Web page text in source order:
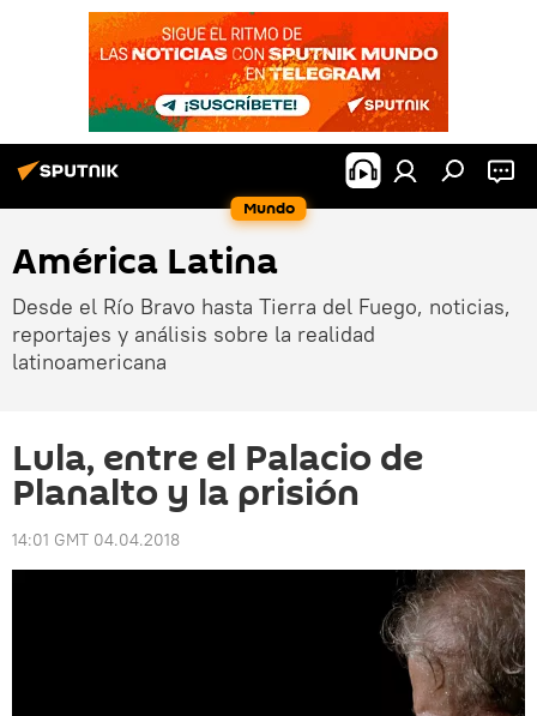
Mundo
América Latina
Desde el Río Bravo hasta Tierra del Fuego, noticias,
reportajes y análisis sobre la realidad
latinoamericana
Lula, entre el Palacio de
Planalto y la prisión
14:01 GMT 04.04.2018